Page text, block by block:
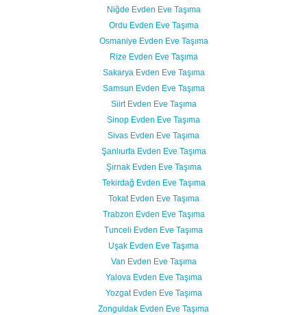
Niğde Evden Eve Taşıma
Ordu Evden Eve Taşıma
Osmaniye Evden Eve Taşıma
Rize Evden Eve Taşıma
Sakarya Evden Eve Taşıma
Samsun Evden Eve Taşıma
Siirt Evden Eve Taşıma
Sinop Evden Eve Taşıma
Sivas Evden Eve Taşıma
Şanlıurfa Evden Eve Taşıma
Şırnak Evden Eve Taşıma
Tekirdağ Evden Eve Taşıma
Tokat Evden Eve Taşıma
Trabzon Evden Eve Taşıma
Tunceli Evden Eve Taşıma
Uşak Evden Eve Taşıma
Van Evden Eve Taşıma
Yalova Evden Eve Taşıma
Yozgat Evden Eve Taşıma
Zonguldak Evden Eve Taşıma